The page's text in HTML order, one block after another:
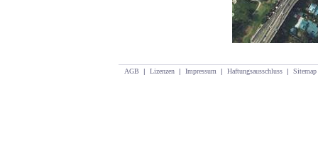
AGB | Lizenzen | Impressum | Haftungsausschluss | Sitemap